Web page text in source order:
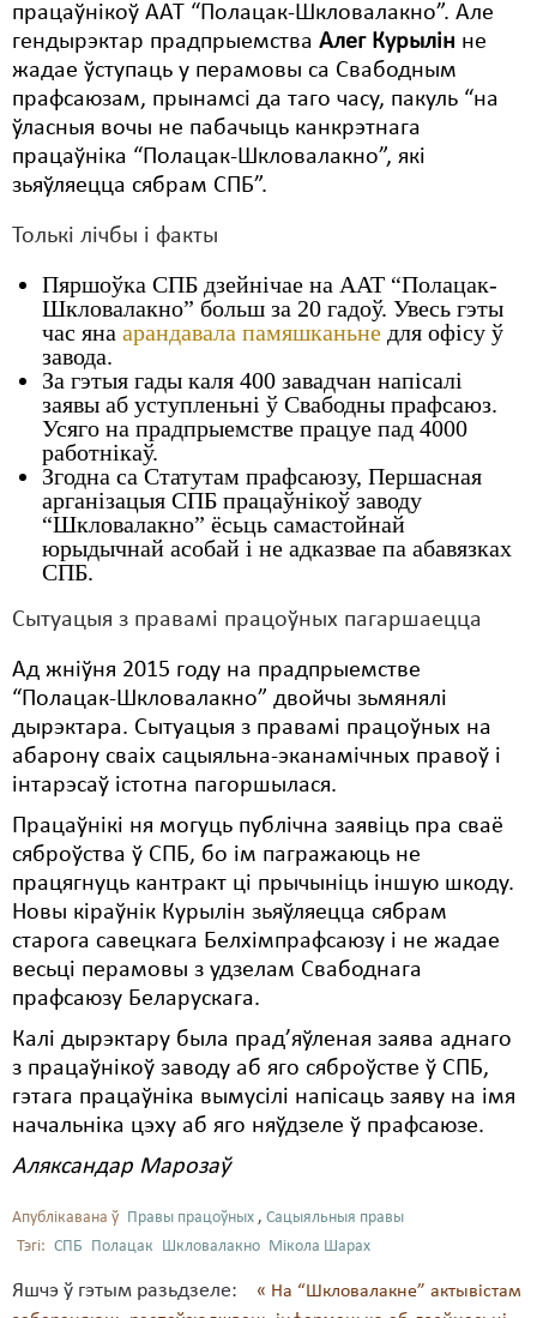
працаўнікоў ААТ “Полацак-Шкловалакно”. Але
гендырэктар прадпрыемства Алег Курылін не
жадае ўступаць у перамовы са Свабодным
прафсаюзам, прынамсі да таго часу, пакуль “на
ўласныя вочы не пабачыць канкрэтнага
працаўніка “Полацак-Шкловалакно”, які
зьяўляецца сябрам СПБ”.
Толькі лічбы і факты
Пяршоўка СПБ дзейнічае на ААТ “Полацак-
Шкловалакно” больш за 20 гадоў. Увесь гэты
час яна арандавала памяшканьне для офісу ў
завода.
За гэтыя гады каля 400 завадчан напісалі
заявы аб уступленьні ў Свабодны прафсаюз.
Усяго на прадпрыемстве працуе пад 4000
работнікаў.
Згодна са Статутам прафсаюзу, Першасная
арганізацыя СПБ працаўнікоў заводу
“Шкловалакно” ёсьць самастойнай
юрыдычнай асобай і не адказвае па абавязках
СПБ.
Сытуацыя з правамі працоўных пагаршаецца
Ад жніўня 2015 году на прадпрыемстве
“Полацак-Шкловалакно” двойчы зьмянялі
дырэктара. Сытуацыя з правамі працоўных на
абарону сваіх сацыяльна-эканамічных правоў і
інтарэсаў істотна пагоршылася.
Працаўнікі ня могуць публічна заявіць пра сваё
сяброўства ў СПБ, бо ім пагражаюць не
працягнуць кантракт ці прычыніць іншую шкоду.
Новы кіраўнік Курылін зьяўляецца сябрам
старога савецкага Белхімпрафсаюзу і не жадае
весьці перамовы з удзелам Свабоднага
прафсаюзу Беларускага.
Калі дырэктару была прад’яўленая заява аднаго
з працаўнікоў заводу аб яго сяброўстве ў СПБ,
гэтага працаўніка вымусілі напісаць заяву на імя
начальніка цэху аб яго няўдзеле ў прафсаюзе.
Аляксандар Марозаў
Апублікавана ў Правы працоўных , Сацыяльныя правы
Тэгі: СПБ Полацак Шкловалакно Мікола Шарах
Яшчэ ў гэтым разьдзеле:
« На “Шкловалакне” актывістам